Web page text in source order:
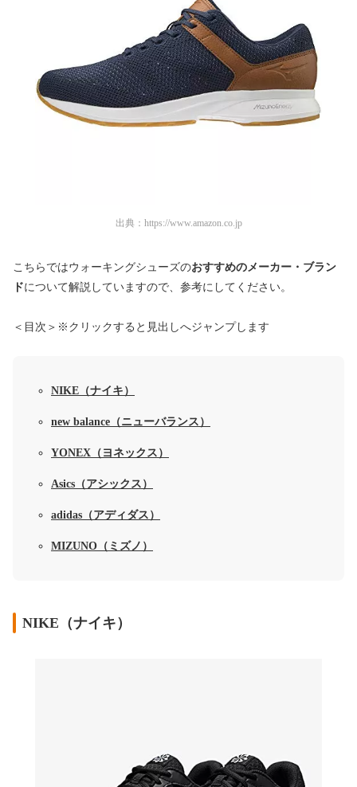
出典： https://www.amazon.co.jp
こちらではウォーキングシューズのおすすめのメーカー・ブラン
ドについて解説していますので、参考にしてください。
＜目次＞※クリックすると見出しへジャンプします
NIKE（ナイキ）
new balance（ニューバランス）
YONEX（ヨネックス）
Asics（アシックス）
adidas（アディダス）
MIZUNO（ミズノ）
NIKE（ナイキ）